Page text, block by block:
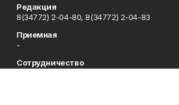
Редакция
8(34772) 2-04-80, 8(34772) 2-04-83
Приемная
-
Сотрудничество